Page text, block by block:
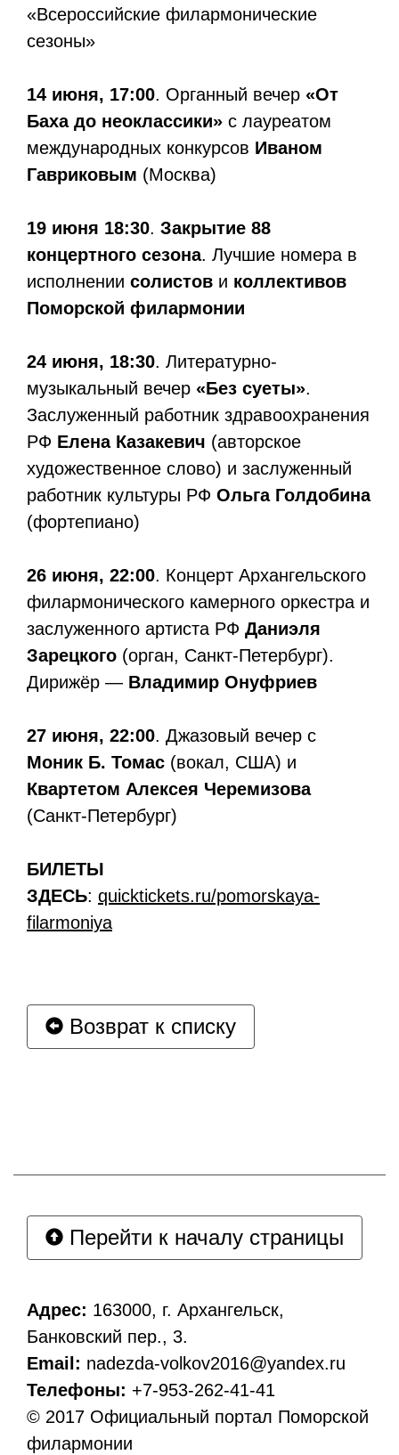
«Всероссийские филармонические
сезоны»
14 июня, 17:00. Органный вечер «От
Баха до неоклассики» с лауреатом
международных конкурсов Иваном
Гавриковым (Москва)
19 июня 18:30. Закрытие 88
концертного сезона. Лучшие номера в
исполнении солистов и коллективов
Поморской филармонии
24 июня, 18:30. Литературно-
музыкальный вечер «Без суеты».
Заслуженный работник здравоохранения
РФ Елена Казакевич (авторское
художественное слово) и заслуженный
работник культуры РФ Ольга Голдобина
(фортепиано)
26 июня, 22:00. Концерт Архангельского
филармонического камерного оркестра и
заслуженного артиста РФ Даниэля
Зарецкого (орган, Санкт-Петербург).
Дирижёр — Владимир Онуфриев
27 июня, 22:00. Джазовый вечер с
Моник Б. Томас (вокал, США) и
Квартетом Алексея Черемизова
(Санкт-Петербург)
БИЛЕТЫ
ЗДЕСЬ: quicktickets.ru/pomorskaya-
filarmoniya
Возврат к списку
Перейти к началу страницы
Адрес: 163000, г. Архангельск,
Банковский пер., 3.
Email: nadezda-volkov2016@yandex.ru
Телефоны: +7-953-262-41-41
© 2017 Официальный портал Поморской
филармонии